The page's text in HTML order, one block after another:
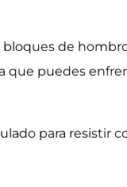
bloques de
que puedes
para resistir